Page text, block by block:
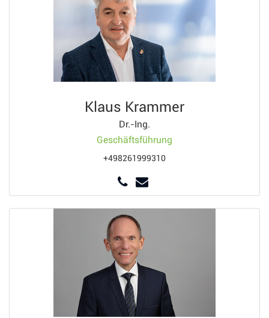
Klaus Krammer
Dr.-Ing.
Geschäftsführung
+498261999310